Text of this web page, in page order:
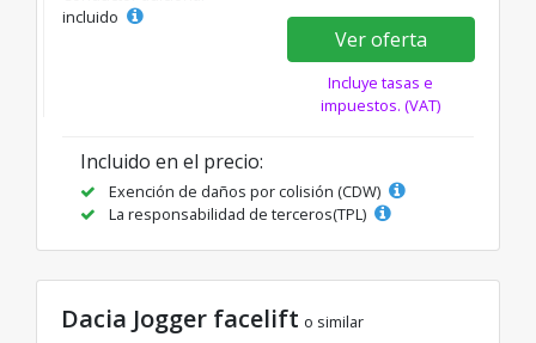
incluido
Ver oferta
Incluye tasas e
impuestos. (VAT)
Incluido en el precio:
Exención de daños por colisión (CDW)
La responsabilidad de terceros(TPL)
Dacia Jogger facelift o similar